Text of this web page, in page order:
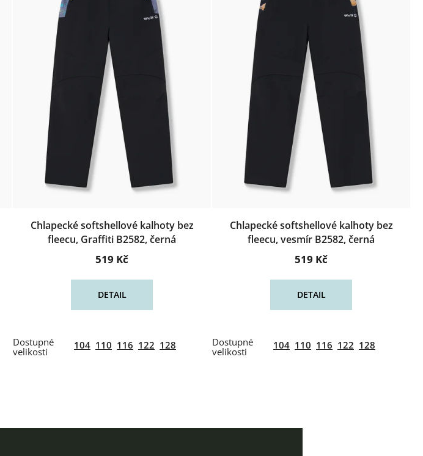
Chlapecké softshellové kalhoty bez
fleecu, Graffiti B2582, černá
519 Kč
DETAIL
104 110 116 122 128
Chlapecké softshellové kalhoty bez
fleecu, vesmír B2582, černá
519 Kč
DETAIL
104 110 116 122 128